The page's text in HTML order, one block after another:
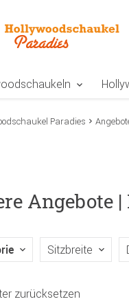
Paradies
Angebote
Sitzbreite
zurücksetzen